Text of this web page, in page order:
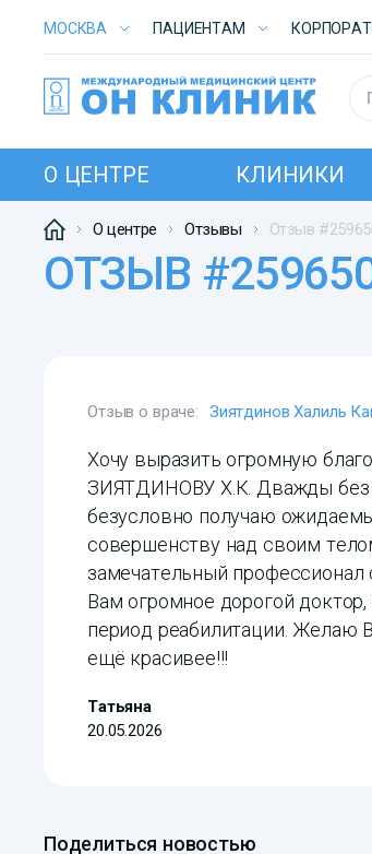
МОСКВА ПАЦИЕНТАМ
О ЦЕНТРЕ КЛИНИКИ
О центре Отзывы Отзыв
ОТЗЫВ
Отзыв о враче: Зиятдинов Халиль
Хочу выразить огромную
ЗИЯТДИНОВУ Х.К. Дважды без
безусловно получаю
совершенству над своим
замечательный
Вам огромное дорогой
период реабилитации. Желаю
ещё красивее!!!
Татьяна
20.05.2026
Поделиться новостью